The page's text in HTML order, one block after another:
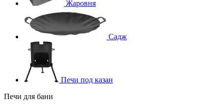
Жаровня
Садж
Печи под казан
Печи для бани